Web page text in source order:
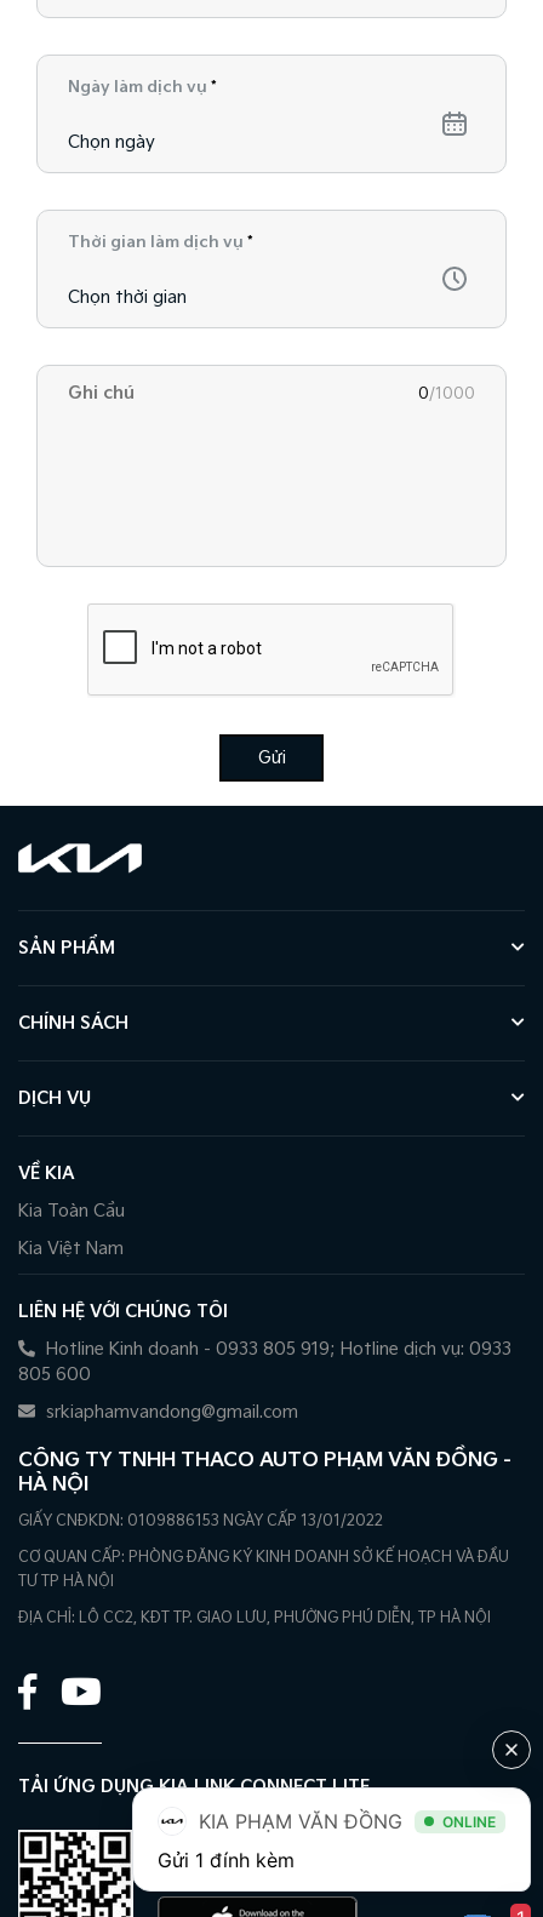
Ngày làm dịch vụ *
Thời gian làm dịch vụ *
0/1000
Gửi
SẢN PHẨM
CHÍNH SÁCH
DỊCH VỤ
VỀ KIA
Kia Toàn Cầu
Kia Việt Nam
LIÊN HỆ VỚI CHÚNG TÔI
Hotline Kinh doanh - 0933 805 919; Hotline dịch vụ: 0933
805 600
srkiaphamvandong@gmail.com
CÔNG TY TNHH THACO AUTO PHẠM VĂN ĐỒNG -
HÀ NỘI
GIẤY CNĐKDN: 0109886153 NGÀY CẤP 13/01/2022
CƠ QUAN CẤP: PHÒNG ĐĂNG KÝ KINH DOANH SỞ KẾ HOẠCH VÀ ĐẦU
TƯ TP HÀ NỘI
ĐỊA CHỈ: LÔ CC2, KĐT TP. GIAO LƯU, PHƯỜNG PHÚ DIỄN, TP HÀ NỘI
TẢI ỨNG DỤNG KIA LINK CONNECT LITE
KIA PHẠM VĂN ĐỒNG ONLINE
Gửi 1 đính kèm